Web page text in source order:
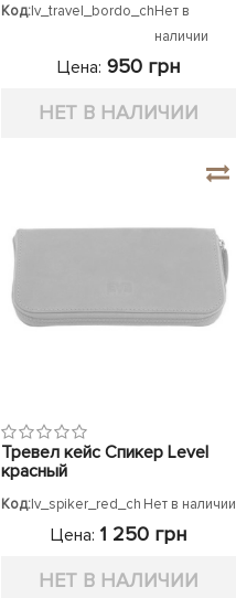
Код:lv_travel_bordo_chНет в
наличии
Цена: 950 грн
НЕТ В НАЛИЧИИ
Тревел кейс Спикер Level
красный
Код:lv_spiker_red_ch Нет в наличии
Цена: 1 250 грн
НЕТ В НАЛИЧИИ